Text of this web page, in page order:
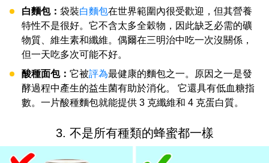
白麵包： 袋裝白麵包在世界範圍內很受歡迎，但其營養
特性不是很好。它不含太多全穀物，因此缺乏必需的礦
物質、維生素和纖維。偶爾在三明治中吃一次沒關係，
但一天吃多次可能不好。
酸種面包： 它被評為最健康的麵包之一。原因之一是發
酵過程中產生的益生菌有助於消化。 它還具有低血糖指
數。一片酸種麵包就能提供 3 克纖維和 4 克蛋白質。
3. 不是所有種類的蜂蜜都一樣